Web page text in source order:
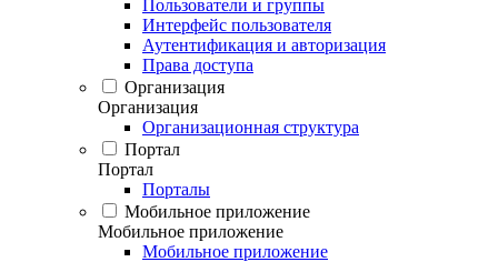
Пользователи и группы
Интерфейс пользователя
Аутентификация и авторизация
Права доступа
Организация
Организация
Организационная структура
Портал
Портал
Порталы
Мобильное приложение
Мобильное приложение
Мобильное приложение